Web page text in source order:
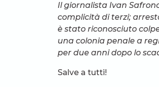
Il giornalista Ivan
complicità di terzi;
è stato riconosciuto
una colonia penale a
per due anni dopo lo
Salve a tutti!